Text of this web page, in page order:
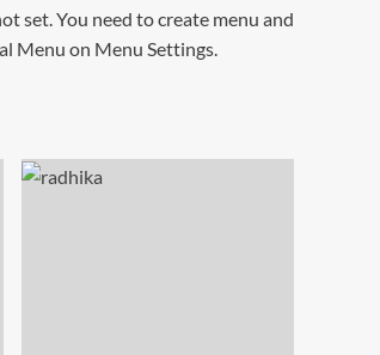
set. You need to create menu and
Menu on Menu Settings.